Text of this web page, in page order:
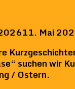
11. Mai
suchen wir
/ Ostern.